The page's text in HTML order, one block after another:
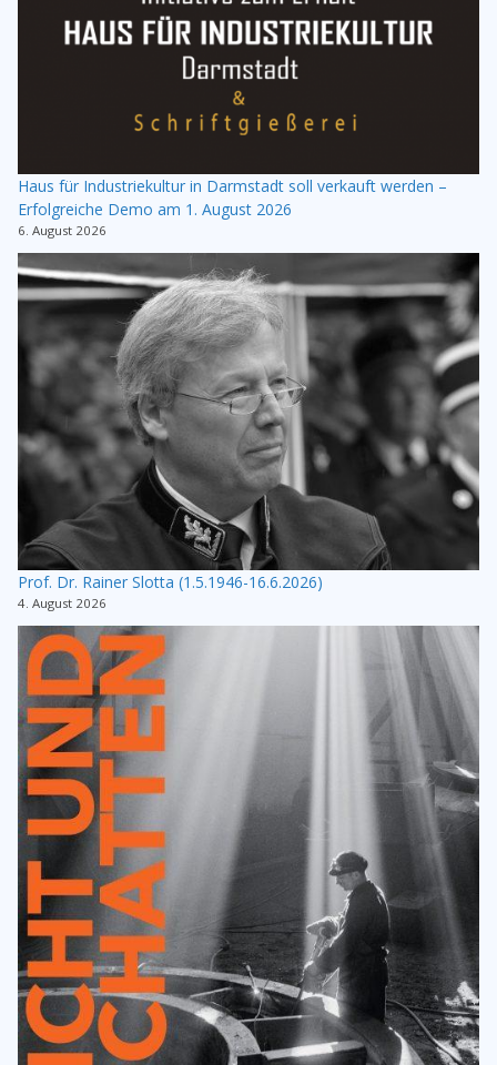
Haus für Industriekultur in Darmstadt soll verkauft werden –
Erfolgreiche Demo am 1. August 2026
6. August 2026
Prof. Dr. Rainer Slotta (1.5.1946-16.6.2026)
4. August 2026